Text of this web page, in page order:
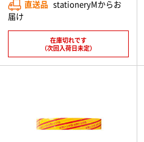
直送品 stationeryMからお
届け
在庫切れです
（次回入荷日未定）